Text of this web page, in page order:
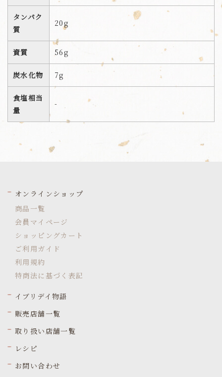
タンパク
質
20g
資質 56g
炭水化物 7g
食塩相当
量
-
オンラインショップ
商品一覧
会員マイページ
ショッピングカート
ご利用ガイド
利用規約
特商法に基づく表記
イブリデイ物語
販売店舗一覧
取り扱い店舗一覧
レシピ
お問い合わせ